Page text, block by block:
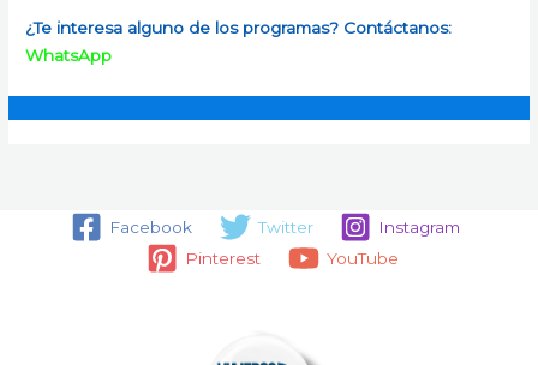
¿Te interesa alguno de los programas? Contáctanos:
WhatsApp
Facebook Twitter
Instagram
Pinterest
YouTube